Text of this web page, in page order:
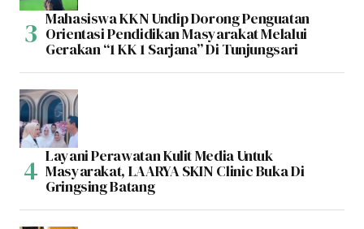
Mahasiswa KKN Undip Dorong Penguatan
Orientasi Pendidikan Masyarakat Melalui
Gerakan “1 KK 1 Sarjana” Di Tunjungsari
Layani Perawatan Kulit Media Untuk
Masyarakat, LAARYA SKIN Clinic Buka Di
Gringsing Batang